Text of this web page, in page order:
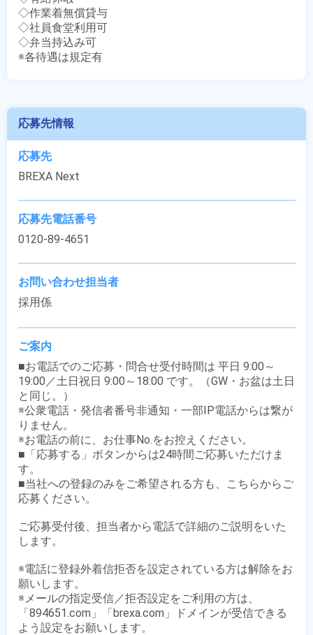
◇作業着無償貸与
◇社員食堂利用可
◇弁当持込み可
※各待遇は規定有
応募先情報
応募先
BREXA Next
応募先電話番号
0120-89-4651
お問い合わせ担当者
採用係
ご案内
■お電話でのご応募・問合せ受付時間は 平日 9:00～
19:00／土日祝日 9:00～18:00 です。（GW・お盆は土日
と同じ。）
※公衆電話・発信者番号非通知・一部IP電話からは繋が
りません。
※お電話の前に、お仕事No.をお控えください。
■「応募する」ボタンからは24時間ご応募いただけま
す。
■当社への登録のみをご希望される方も、こちらからご
応募ください。
ご応募受付後、担当者から電話で詳細のご説明をいた
します。
※電話に登録外着信拒否を設定されている方は解除をお
願いします。
※メールの指定受信／拒否設定をご利用の方は、
「894651.com」「brexa.com」ドメインが受信できる
よう設定をお願いします。